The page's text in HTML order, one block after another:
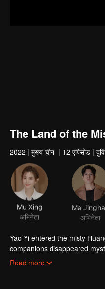
The Land of the
2022 | मुख्य चीन | 12 एपिसोड |
Mu Xing
अभिनेता
Ma
अभिनेता
Yao Yi entered the misty
companions disappeared
people in the village, and
Read more